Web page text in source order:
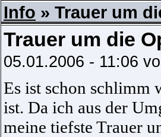
Info » Trauer um
Trauer um die
05.01.2006 - 11:06
Es ist schon schlimm
ist. Da ich aus der
meine tiefste Trauer